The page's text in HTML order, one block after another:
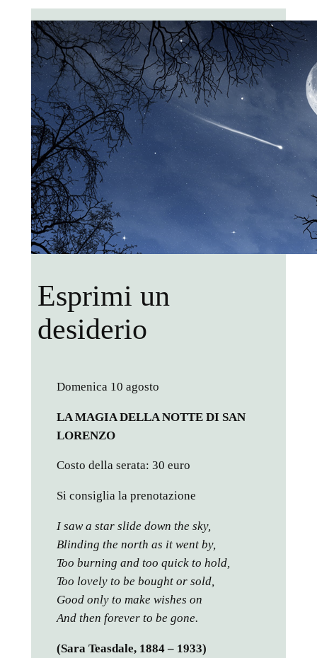
Esprimi un
desiderio
Domenica 10 agosto
LA MAGIA DELLA NOTTE DI SAN
LORENZO
Costo della serata: 30 euro
Si consiglia la prenotazione
I saw a star slide down the sky,
Blinding the north as it went by,
Too burning and too quick to hold,
Too lovely to be bought or sold,
Good only to make wishes on
And then forever to be gone.
(Sara Teasdale, 1884 – 1933)